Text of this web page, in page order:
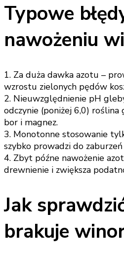
Typowe
nawożeniu
1. Za duża dawka azotu –
wzrostu zielonych pędów
2. Nieuwzględnienie pH
odczynie (poniżej 6,0) roślina
bor i magnez.
3. Monotonne stosowanie
szybko prowadzi do
4. Zbyt późne nawożenie
drewnienie i zwiększa
Jak
brakuje